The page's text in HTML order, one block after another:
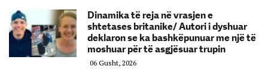
Dinamika të reja në vrasjen e
shtetases britanike/ Autori i dyshuar
deklaron se ka bashkëpunuar me një të
moshuar për të asgjësuar trupin
06 Gusht, 2026